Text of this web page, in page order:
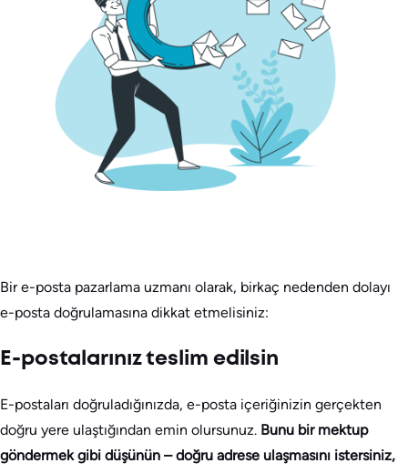
Bir e-posta pazarlama uzmanı olarak, birkaç nedenden dolayı
e-posta doğrulamasına dikkat etmelisiniz:
E-postalarınız teslim edilsin
E-postaları doğruladığınızda, e-posta içeriğinizin gerçekten
doğru yere ulaştığından emin olursunuz. Bunu bir mektup
göndermek gibi düşünün – doğru adrese ulaşmasını istersiniz,